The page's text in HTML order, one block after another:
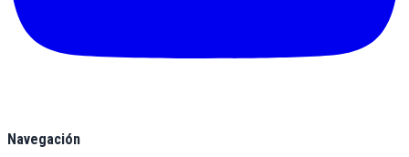
Navegación